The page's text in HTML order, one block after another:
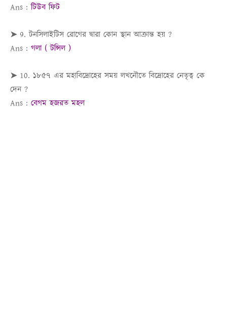
Ans :টিউব ফিট
➤ 9. টনসিলাইটিস রোগের দ্বারা কোন স্থান আক্রান্ত হয় ?
Ans : গলা ( টন্সিল )
➤ 10. ১৮৫৭ এর মহাবিদ্রোহের সময় লখনৌতে বিদ্রোহের নেতৃত্ব কে
দেন ?
Ans : বেগম হজরত মহল